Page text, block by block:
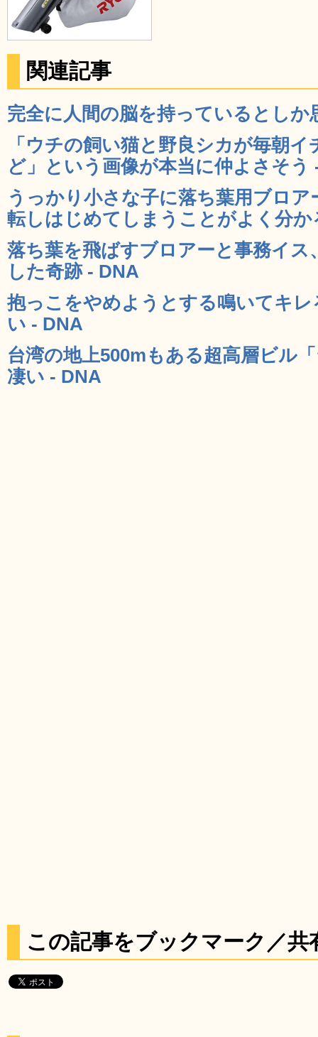
関連記事
完全に人間の脳を持っているとしか
「ウチの飼い猫と野良シカが毎朝
ど」という画像が本当に仲よさそう
うっかり小さな子に落ち葉用ブロ
転しはじめてしまうことがよく分か
落ち葉を飛ばすブロアーと事務イス
した奇跡 - DNA
抱っこをやめようとする鳴いてキ
い - DNA
台湾の地上500mもある超高層ビル
凄い - DNA
この記事をブックマーク／共